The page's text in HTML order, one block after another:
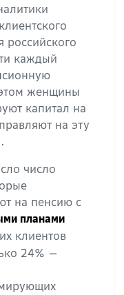
российского
каждый
женщины
капитал на
на эту
число
на пенсию с
планами
клиентов
24% —